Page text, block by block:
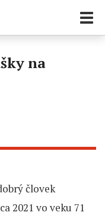
na
človek
2021 vo veku 71